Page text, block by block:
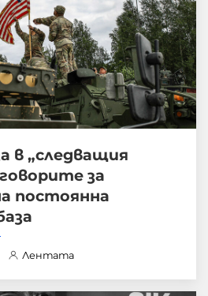
в „следващия
за
постоянна
Лентата